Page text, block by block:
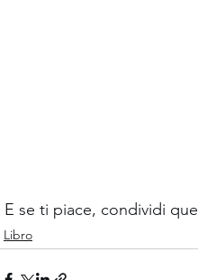
E se ti piace, condividi
Libro